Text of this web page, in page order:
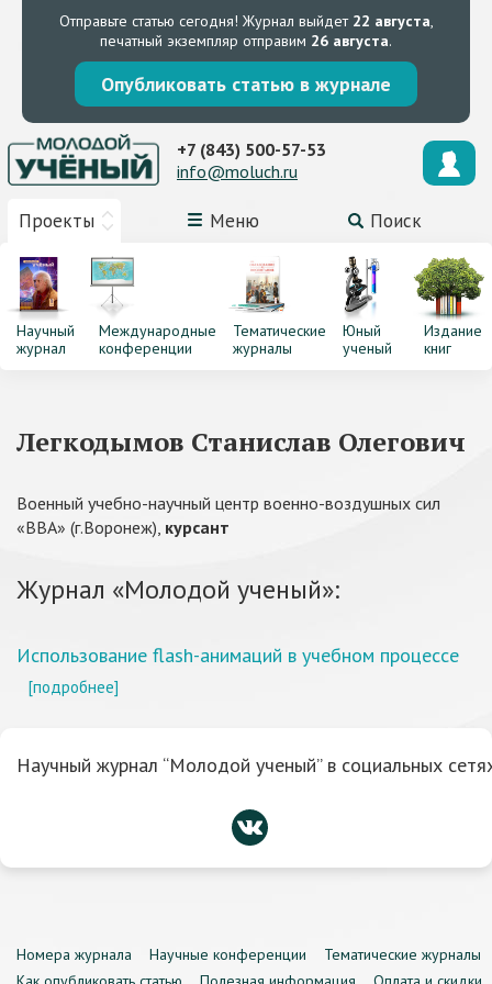
Отправьте статью сегодня! Журнал выйдет 22 августа,
печатный экземпляр отправим 26 августа.
Опубликовать статью в журнале
Проекты Меню Поиск
+7 (843) 500-57-53
info@moluch.ru
Научный
журнал
Международные
конференции
Тематические
журналы
Юный
ученый
Издание
книг
Легкодымов Станислав Олегович
Военный учебно-научный центр военно-воздушных сил
«ВВА» (г.Воронеж), курсант
Журнал «Молодой ученый»:
Использование flash-анимаций в учебном процессе
[подробнее]
Научный журнал “Молодой ученый” в социальных
Номера журнала Научные конференции
Тематические журналы